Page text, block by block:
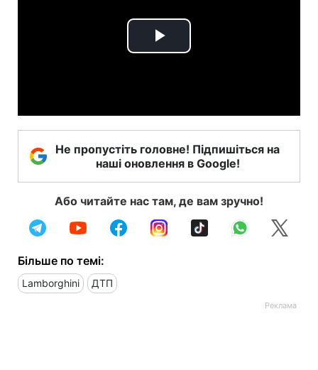
Play
Не пропустіть головне! Підпишіться на
наші оновлення в Google!
Або читайте нас там, де вам зручно!
Більше по темі:
Lamborghini ДТП